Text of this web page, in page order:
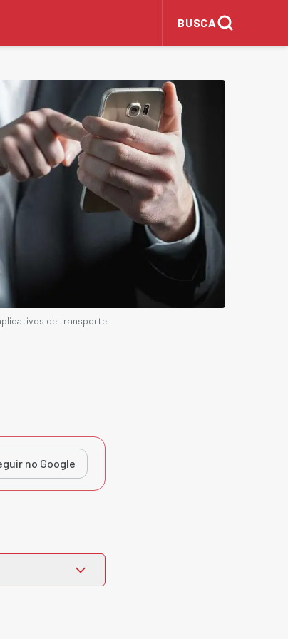
BUSCA
de transporte
no Google